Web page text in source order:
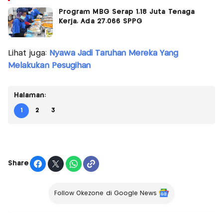
Program MBG Serap 1,18 Juta Tenaga
Kerja, Ada 27.066 SPPG
Lihat juga: Nyawa Jadi Taruhan Mereka Yang
Melakukan Pesugihan
Halaman:
1 2 3
Share
Follow Okezone di Google News